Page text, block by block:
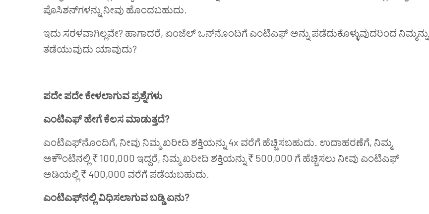
ಪೊಸಿಶನ್‌ಗಳನ್ನು ನೀವು ಹೊಂದಬಹುದು.
ಇದು ಸರಳವಾಗಿಲ್ಲವೇ? ಹಾಗಾದರೆ, ಏಂಜೆಲ್ಒನ್‌ನೊಂದಿಗೆ ಎಂಟಿಎಫ್ ಅನ್ನು ಪಡೆದುಕೊಳ್ಳುವುದರಿಂದ ನಿಮ್ಮನ್ನು
ತಡೆಯುವುದು ಯಾವುದು?
ಪದೇ ಪದೇ ಕೇಳಲಾಗುವ ಪ್ರಶ್ನೆಗಳು
ಎಂಟಿಎಫ್‌ಹೇಗೆ ಕೆಲಸ ಮಾಡುತ್ತದೆ?
ಎಂಟಿಎಫ್‌ನೊಂದಿಗೆ, ನೀವು ನಿಮ್ಮ ಖರೀದಿ ಶಕ್ತಿಯನ್ನು 4x ವರೆಗೆ ಹೆಚ್ಚಿಸಬಹುದು. ಉದಾಹರಣೆಗೆ, ನಿಮ್ಮ
ಅಕೌಂಟಿನಲ್ಲಿ ₹ 100,000 ಇದ್ದರೆ, ನಿಮ್ಮ ಖರೀದಿ ಶಕ್ತಿಯನ್ನು ₹ 500,000 ಗೆ ಹೆಚ್ಚಿಸಲು ನೀವು ಎಂಟಿಎಫ್
ಅಡಿಯಲ್ಲಿ ₹ 400,000 ವರೆಗೆ ಪಡೆಯಬಹುದು.
ಎಂಟಿಎಫ್‌ನಲ್ಲಿ ವಿಧಿಸಲಾಗುವ ಬಡ್ಡಿ ಏನು?